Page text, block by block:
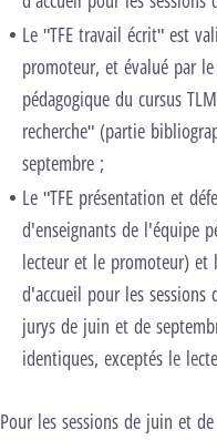
Le "TFE travail écrit" est
promoteur, et évalué par
pédagogique du cursus
recherche" (partie
septembre ;
Le "TFE présentation et
d'enseignants de l'équipe
lecteur et le promoteur) et
d'accueil pour les
jurys de juin et de
identiques, exceptés le
Pour les sessions de juin et